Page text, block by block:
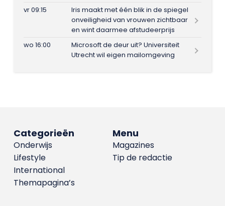
vr 09:15
Iris maakt met één blik in de spiegel
onveiligheid van vrouwen zichtbaar
en wint daarmee afstudeerprijs
wo 16:00
Microsoft de deur uit? Universiteit
Utrecht wil eigen mailomgeving
Menu
Magazines
Tip de redactie
Categorieën
Onderwijs
Lifestyle
International
Themapagina’s